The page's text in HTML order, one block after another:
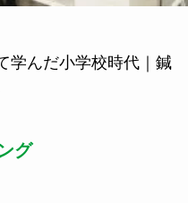
学んだ小学校時代｜鍼
グ